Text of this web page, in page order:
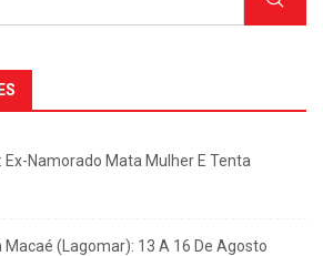
Ex-Namorado Mata Mulher E Tenta
Macaé (Lagomar): 13 A 16 De Agosto